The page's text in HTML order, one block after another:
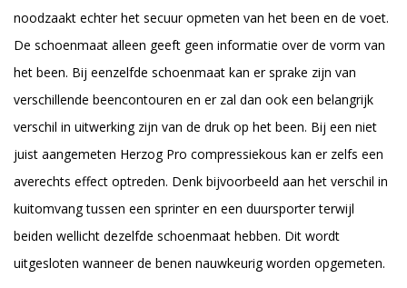
noodzaakt echter het secuur opmeten van het been en de voet.
De schoenmaat alleen geeft geen informatie over de vorm van
het been. Bij eenzelfde schoenmaat kan er sprake zijn van
verschillende beencontouren en er zal dan ook een belangrijk
verschil in uitwerking zijn van de druk op het been. Bij een niet
juist aangemeten Herzog Pro compressiekous kan er zelfs een
averechts effect optreden. Denk bijvoorbeeld aan het verschil in
kuitomvang tussen een sprinter en een duursporter terwijl
beiden wellicht dezelfde schoenmaat hebben. Dit wordt
uitgesloten wanneer de benen nauwkeurig worden opgemeten.